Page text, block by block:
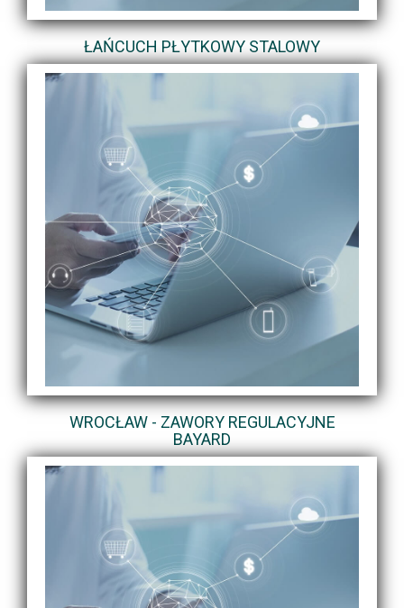
ŁAŃCUCH PŁYTKOWY STALOWY
WROCŁAW - ZAWORY REGULACYJNE
BAYARD